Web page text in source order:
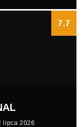
7.7
lipca 2026